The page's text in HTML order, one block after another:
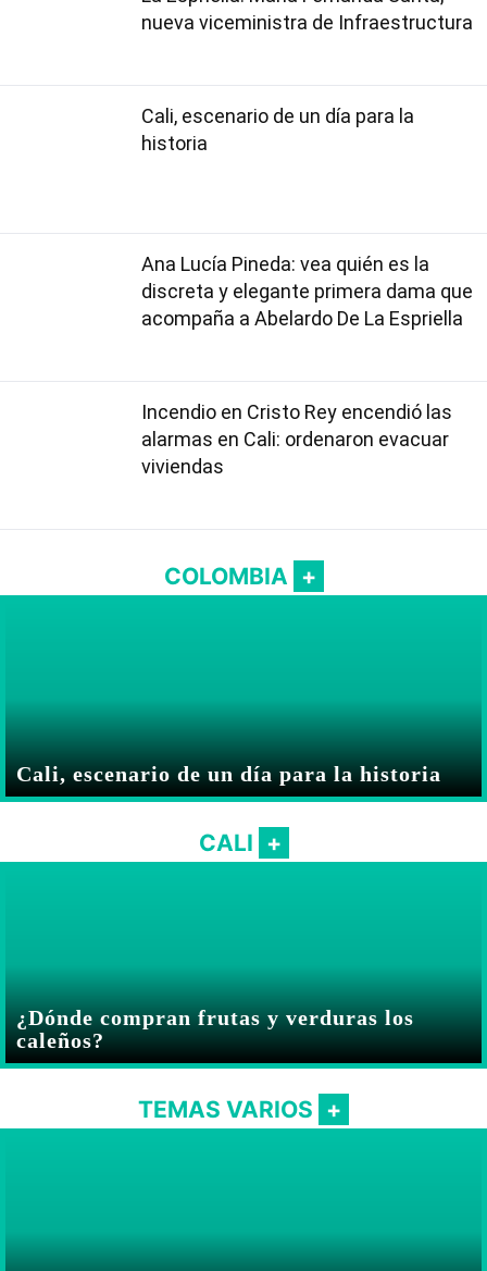
nueva viceministra de Infraestructura
Cali, escenario de un día para la
historia
Ana Lucía Pineda: vea quién es la
discreta y elegante primera dama que
acompaña a Abelardo De La Espriella
Incendio en Cristo Rey encendió las
alarmas en Cali: ordenaron evacuar
viviendas
COLOMBIA
Cali, escenario de un día para la historia
CALI
¿Dónde compran frutas y verduras los
caleños?
TEMAS VARIOS